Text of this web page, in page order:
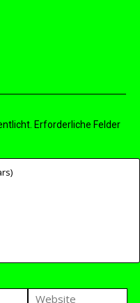
Erforderliche Felder